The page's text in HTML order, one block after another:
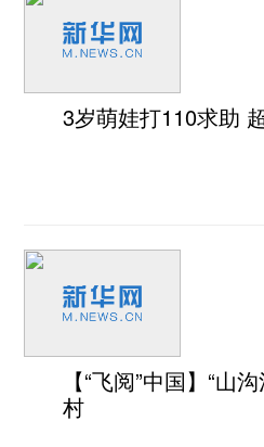
3岁萌娃打110求助
【“飞阅”中国】“山
村